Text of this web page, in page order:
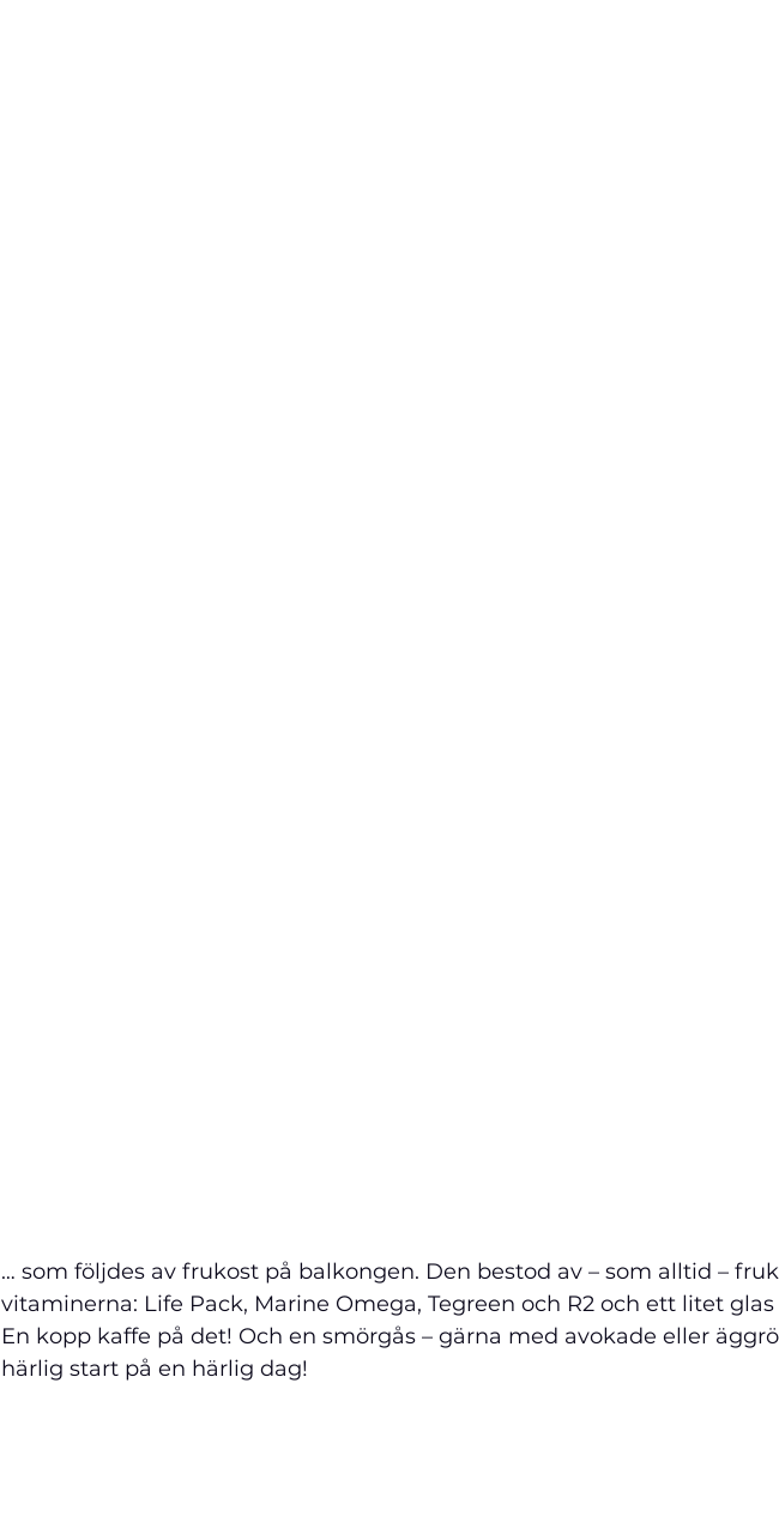
… som följdes av frukost på balkongen. Den bestod av – som alltid –
vitaminerna: Life Pack, Marine Omega, Tegreen och R2 och ett litet
En kopp kaffe på det! Och en smörgås – gärna med avokade eller
härlig start på en härlig dag!